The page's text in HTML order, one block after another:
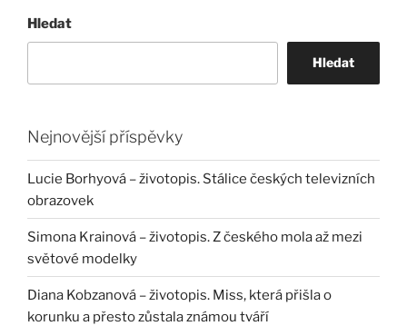
Hledat
Hledat
Nejnovější příspěvky
Lucie Borhyová – životopis. Stálice českých televizních
obrazovek
Simona Krainová – životopis. Z českého mola až mezi
světové modelky
Diana Kobzanová – životopis. Miss, která přišla o
korunku a přesto zůstala známou tváří